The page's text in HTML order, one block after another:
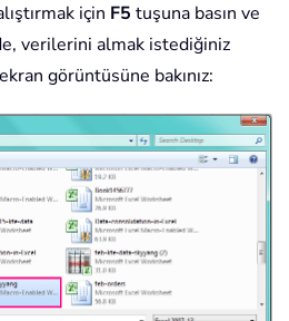
.Copy xRng2
.CurrentRegion.
Close False
için F5 tuşuna basın ve
verilerini almak istediğiniz
görüntüsüne bakınız: